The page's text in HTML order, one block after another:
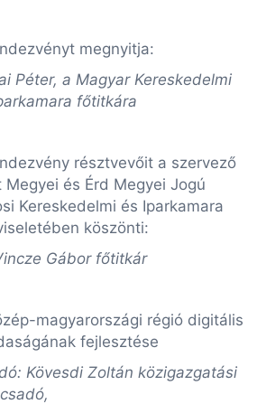
megnyitja:
Péter, a Magyar Kereskedelmi
főtitkára
résztvevőit a szervező
Megyei és Érd Megyei Jogú
Kereskedelmi és Iparkamara
köszönti:
Gábor főtitkár
magyarországi régió digitális
fejlesztése
Kövesdi Zoltán közigazgatási